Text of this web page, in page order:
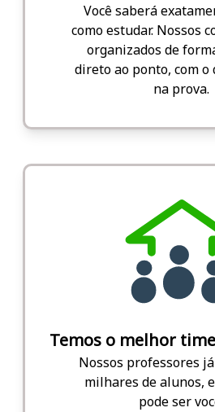
Você saberá
como estudar. Nossos
organizados de
direto ao ponto, com o
na prova.
Temos o melhor
Nossos professores
milhares de alunos,
pode ser